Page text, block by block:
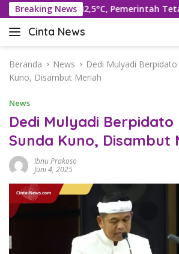
a
Breaking News
Rekor 42,5°C, Pemerintah Tetapkan
Cinta News
C
n
t
N
e
w
s
K
a
b
Beranda News
Dedi Mulyadi
Kuno, Disambut Meriah
News
Dedi Mulyadi Berpidato
Sunda Kuno, Disambut
Ibnu Prakoso
Juni 4, 2025